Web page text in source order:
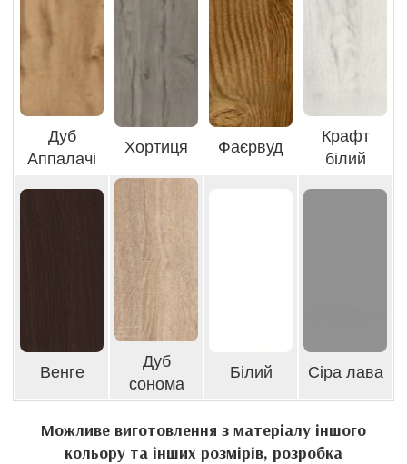
Дуб
Аппалачі
Хортиця Фаєрвуд
Крафт
білий
Венге
Дуб
сонома
Білий Сіра лава
Можливе виготовлення з матеріалу іншого
кольору та інших розмірів, розробка